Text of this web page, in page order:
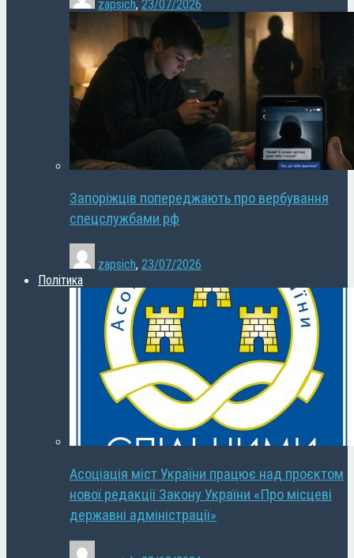
zapsich, 23/07/2026
Запоріжців попереджають про вербування
спецслужбами рф
zapsich, 23/07/2026
Політика
Асоціація міст України працює над проєктом
нової редакції Закону України «Про місцеві
державні адміністрації»